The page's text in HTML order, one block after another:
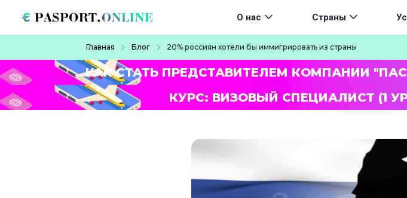
Main navigation
О нас Страны
Главная Блог 20% россиян хотели бы иммигрировать из страны
КАК СТАТЬ ПРЕДСТАВИТЕЛЕМ КОМПАНИИ
КУРС: ВИЗОВЫЙ СПЕЦИАЛИСТ (1